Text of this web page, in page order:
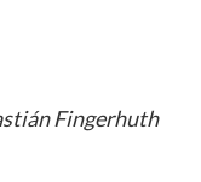
Fingerhuth